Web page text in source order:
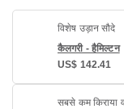
विशेष उड़ान सौदे
कैलगरी - हैमिल्टन
US$ 142.41
सबसे कम किराया